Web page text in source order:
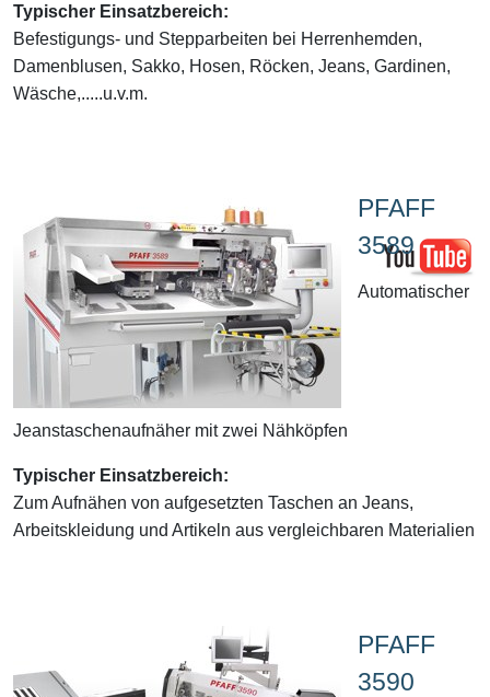
Typischer Einsatzbereich:
Befestigungs- und Stepparbeiten bei Herrenhemden,
Damenblusen, Sakko, Hosen, Röcken, Jeans, Gardinen,
Wäsche,.....u.v.m.
PFAFF
3589
Automatischer
Jeanstaschenaufnäher mit zwei Nähköpfen
Typischer Einsatzbereich:
Zum Aufnähen von aufgesetzten Taschen an Jeans,
Arbeitskleidung und Artikeln aus vergleichbaren Materialien
PFAFF
3590